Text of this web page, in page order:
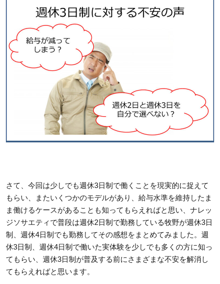
さて、今回は少しでも週休3日制で働くことを現実的に捉えて
もらい、またいくつかのモデルがあり、給与水準を維持したま
ま働けるケースがあることも知ってもらえればと思い、ナレッ
ジソサエティで普段は週休2日制で勤務している牧野が週休3日
制、週休4日制でも勤務してその感想をまとめてみました。週
休3日制、週休4日制で働いた実体験を少しでも多くの方に知っ
てもらい、週休3日制が普及する前にさまざまな不安を解消し
てもらえればと思います。